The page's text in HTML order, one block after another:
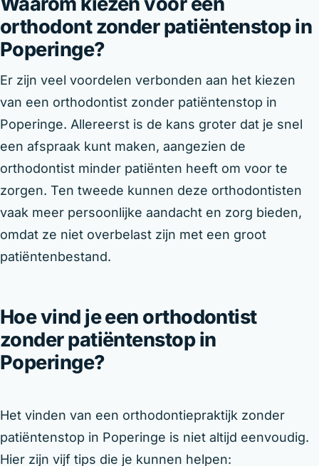
orthodont zonder patiëntenstop in
Poperinge?
Er zijn veel voordelen verbonden aan het kiezen
van een orthodontist zonder patiëntenstop in
Poperinge. Allereerst is de kans groter dat je snel
een afspraak kunt maken, aangezien de
orthodontist minder patiënten heeft om voor te
zorgen. Ten tweede kunnen deze orthodontisten
vaak meer persoonlijke aandacht en zorg bieden,
omdat ze niet overbelast zijn met een groot
patiëntenbestand.
Hoe vind je een orthodontist
zonder patiëntenstop in
Poperinge?
Het vinden van een orthodontiepraktijk zonder
patiëntenstop in Poperinge is niet altijd eenvoudig.
Hier zijn vijf tips die je kunnen helpen: